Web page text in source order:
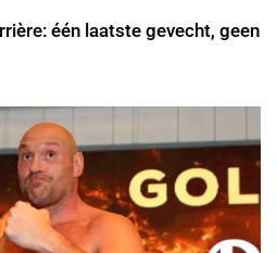
één laatste gevecht, geen